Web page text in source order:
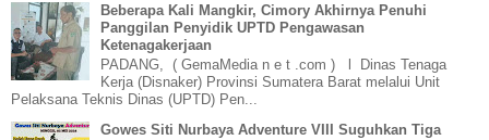
Beberapa Kali Mangkir, Cimory Akhirnya Penuhi
Panggilan Penyidik UPTD Pengawasan
Ketenagakerjaan
PADANG, ( GemaMedia n e t .com ) l Dinas Tenaga
Kerja (Disnaker) Provinsi Sumatera Barat melalui Unit
Pelaksana Teknis Dinas (UPTD) Pen...
Gowes Siti Nurbaya Adventure VIII Suguhkan Tiga